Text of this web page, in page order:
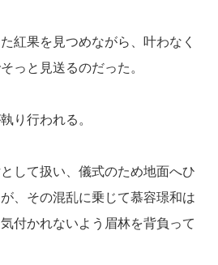
紅果を見つめながら、叶わなく
っと見送るのだった。
り行われる。
して扱い、儀式のため地面へひ
、その混乱に乗じて慕容璟和は
付かれないよう眉林を背負って